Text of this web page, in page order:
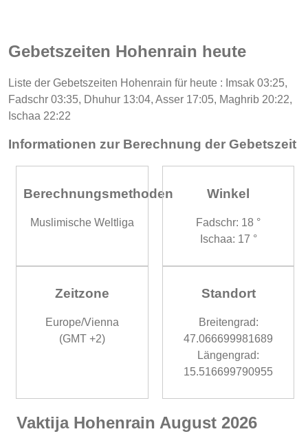
Gebetszeiten Hohenrain heute
Liste der Gebetszeiten Hohenrain für heute : Imsak 03:25,
Fadschr 03:35, Dhuhur 13:04, Asser 17:05, Maghrib 20:22,
Ischaa 22:22
Informationen zur Berechnung der Gebetszeit
Berechnungsmethoden
Muslimische Weltliga
Winkel
Fadschr: 18 °
Ischaa: 17 °
Zeitzone
Europe/Vienna
(GMT +2)
Standort
Breitengrad:
47.066699981689
Längengrad:
15.516699790955
Vaktija Hohenrain August 2026